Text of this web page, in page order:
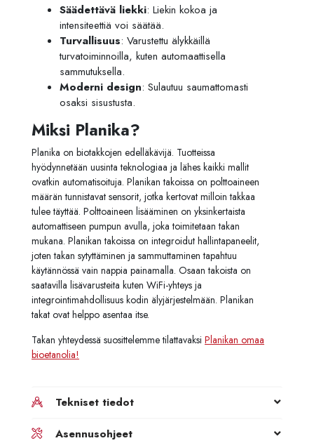
Säädettävä liekki: Liekin kokoa ja
intensiteettiä voi säätää.
Turvallisuus: Varustettu älykkäillä
turvatoiminnoilla, kuten automaattisella
sammutuksella.
Moderni design: Sulautuu saumattomasti
osaksi sisustusta.
Miksi Planika?
Planika on biotakkojen edelläkävijä. Tuotteissa
hyödynnetään uusinta teknologiaa ja lähes kaikki mallit
ovatkin automatisoituja. Planikan takoissa on polttoaineen
määrän tunnistavat sensorit, jotka kertovat milloin takkaa
tulee täyttää. Polttoaineen lisääminen on yksinkertaista
automattiseen pumpun avulla, joka toimitetaan takan
mukana. Planikan takoissa on integroidut hallintapaneelit,
joten takan sytyttäminen ja sammuttaminen tapahtuu
käytännössä vain nappia painamalla. Osaan takoista on
saatavilla lisävarusteita kuten WiFi-yhteys ja
integrointimahdollisuus kodin älyjärjestelmään. Planikan
takat ovat helppo asentaa itse.
Takan yhteydessä suosittelemme tilattavaksi Planikan omaa
bioetanolia!
Tekniset tiedot
Asennusohjeet